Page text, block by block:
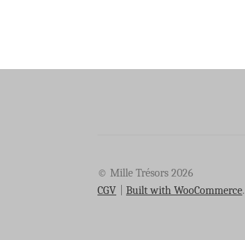
© Mille Trésors 2026
CGV
Built with WooCommerce.